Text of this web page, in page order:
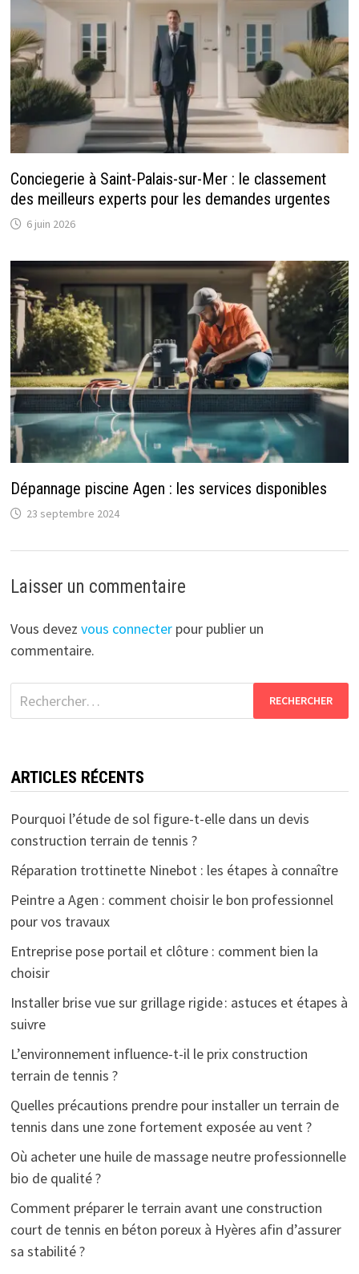
Conciegerie à Saint-Palais-sur-Mer : le classement
des meilleurs experts pour les demandes urgentes
6 juin 2026
Dépannage piscine Agen : les services disponibles
23 septembre 2024
Laisser un commentaire
Vous devez vous connecterpour publier un
commentaire.
Rechercher :
ARTICLES RÉCENTS
Pourquoi l’étude de sol figure-t-elle dans un devis
construction terrain de tennis ?
Réparation trottinette Ninebot : les étapes à connaître
Peintre a Agen : comment choisir le bon professionnel
pour vos travaux
Entreprise pose portail et clôture : comment bien la
choisir
Installer brise vue sur grillage rigide : astuces et étapes à
suivre
L’environnement influence-t-il le prix construction
terrain de tennis ?
Quelles précautions prendre pour installer un terrain de
tennis dans une zone fortement exposée au vent ?
Où acheter une huile de massage neutre professionnelle
bio de qualité ?
Comment préparer le terrain avant une construction
court de tennis en béton poreux à Hyères afin d’assurer
sa stabilité ?